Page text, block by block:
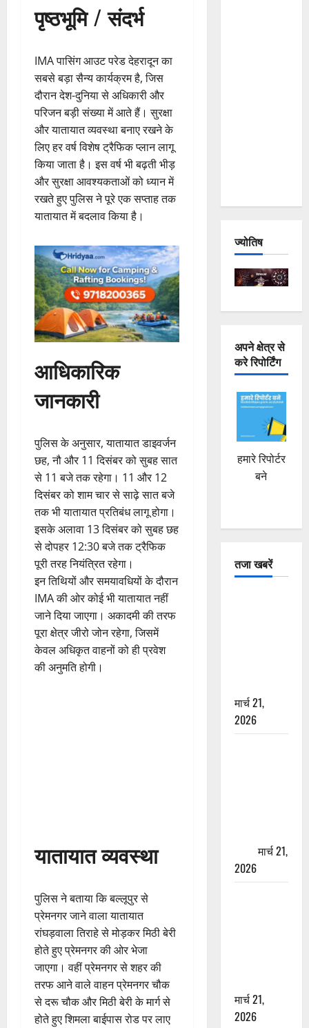
पृष्ठभूमि / संदर्भ
IMA पासिंग आउट परेड देहरादून का
सबसे बड़ा सैन्य कार्यक्रम है, जिस
दौरान देश-दुनिया से अधिकारी और
परिजन बड़ी संख्या में आते हैं। सुरक्षा
और यातायात व्यवस्था बनाए रखने के
लिए हर वर्ष विशेष ट्रैफिक प्लान लागू
किया जाता है। इस वर्ष भी बढ़ती भीड़
और सुरक्षा आवश्यकताओं को ध्यान में
रखते हुए पुलिस ने पूरे एक सप्ताह तक
यातायात में बदलाव किया है।
आधिकारिक
जानकारी
पुलिस के अनुसार, यातायात डाइवर्जन
छह, नौ और 11 दिसंबर को सुबह सात
से 11 बजे तक रहेगा। 11 और 12
दिसंबर को शाम चार से साढ़े सात बजे
तक भी यातायात प्रतिबंध लागू होगा।
इसके अलावा 13 दिसंबर को सुबह छह
से दोपहर 12:30 बजे तक ट्रैफिक
पूरी तरह नियंत्रित रहेगा।
इन तिथियों और समयावधियों के दौरान
IMA की ओर कोई भी यातायात नहीं
जाने दिया जाएगा। अकादमी की तरफ
पूरा क्षेत्र जीरो जोन रहेगा, जिसमें
केवल अधिकृत वाहनों को ही प्रवेश
की अनुमति होगी।
यातायात व्यवस्था
पुलिस ने बताया कि बल्लूपुर से
प्रेमनगर जाने वाला यातायात
रांघड़वाला तिराहे से मोड़कर मिठी बेरी
होते हुए प्रेमनगर की ओर भेजा
जाएगा। वहीं प्रेमनगर से शहर की
तरफ आने वाले वाहन प्रेमनगर चौक
से दरू चौक और मिठी बेरी के मार्ग से
होते हुए शिमला बाईपास रोड पर लाए
ज्योतिष
अपने क्षेत्र से
करे रिपोर्टिंग
हमारे रिपोर्टर
बने
तजा खबरें
मार्च 21,
2026
मार्च 21,
2026
मार्च 21,
2026